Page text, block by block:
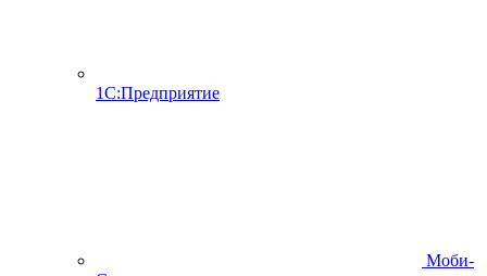
1С:Предприятие
Моби-